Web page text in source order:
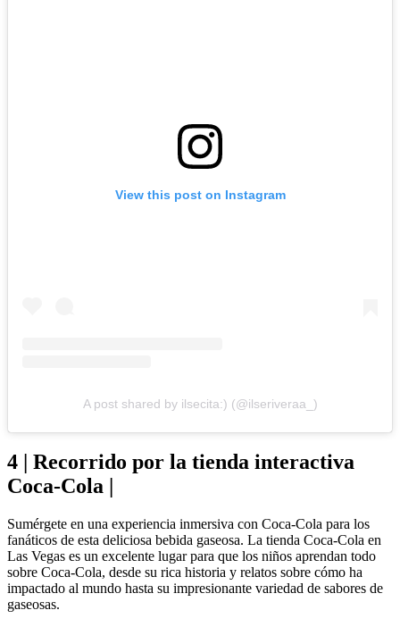
View this post on Instagram
A post shared by ilsecita:) (@ilseriveraa_)
4 | Recorrido por la tienda interactiva
Coca-Cola |
Sumérgete en una experiencia inmersiva con Coca-Cola para los
fanáticos de esta deliciosa bebida gaseosa. La tienda Coca-Cola en
Las Vegas es un excelente lugar para que los niños aprendan todo
sobre Coca-Cola, desde su rica historia y relatos sobre cómo ha
impactado al mundo hasta su impresionante variedad de sabores de
gaseosas.